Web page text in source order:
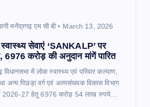
मनेंद्रगढ़ एम सी बी March 13, 2026
सेवाएं ‘SANKALP’ पर
6976 करोड़ की अनुदान मांगें पारित​
विधानसभा में लोक स्वास्थ्य एवं परिवार कल्याण,
अन्य पिछड़ा वर्ग एवं अल्पसंख्यक विकास विभाग
2026-27 हेतु 6976 करोड़ 54 लाख रुपये…